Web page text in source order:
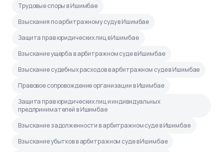
Трудовые споры в Ишимбае
Взыскания по арбитражному суду в Ишимбае
Защита прав юридических лиц в Ишимбае
Взыскание ущерба в арбитражном суде в Ишимбае
Взыскание судебных расходов в арбитражном суде в Ишимбае
Правовое сопровождение организации в Ишимбае
Защита прав юридических лиц и индивидуальных
предпринимателей в Ишимбае
Взыскание задолженности в арбитражном суде в Ишимбае
Взыскание убытков в арбитражном суде в Ишимбае